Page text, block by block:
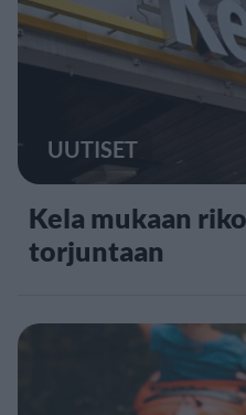
UUTISET
Kela mukaan
torjuntaan